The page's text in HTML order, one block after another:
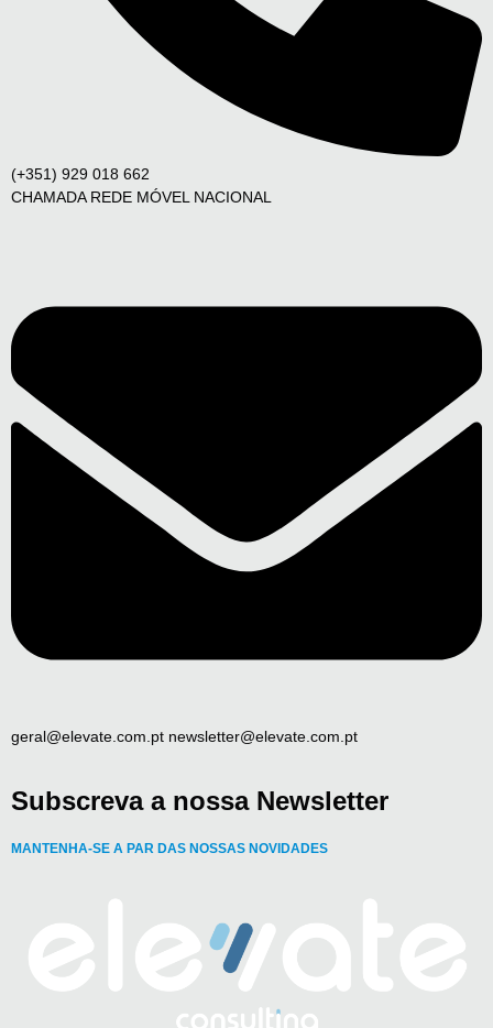
(+351) 929 018 662
CHAMADA REDE MÓVEL NACIONAL
geral@elevate.com.pt newsletter@elevate.com.pt
Subscreva a nossa Newsletter
MANTENHA-SE A PAR DAS NOSSAS NOVIDADES